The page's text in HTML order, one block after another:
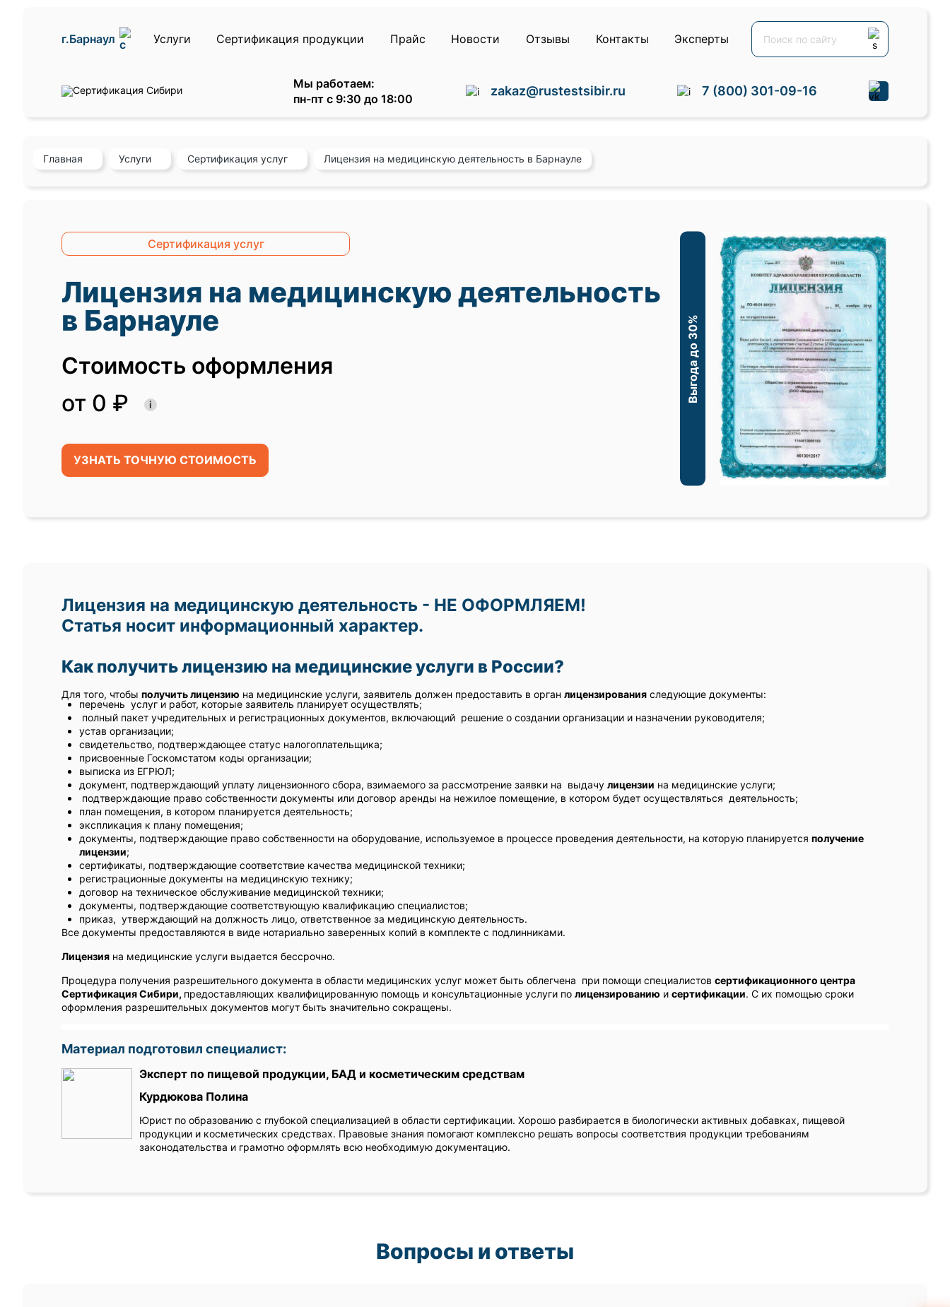
г.Барнаул Услуги Сертификация продукции Прайс Новости Отзывы Контакты Эксперты
Мы работаем:
пн-пт с 9:30 до 18:00
zakaz@rustestsibir.ru 7 (800) 301-09-16
Главная Услуги Сертификация услуг Лицензия на медицинскую деятельность в Барнауле
Сертификация услуг
Лицензия на медицинскую деятельность
в Барнауле
Стоимость оформления
от 0 ₽
i
УЗНАТЬ ТОЧНУЮ СТОИМОСТЬ
Выгода до 30%
Лицензия на медицинскую деятельность - НЕ ОФОРМЛЯЕМ!
Статья носит информационный характер.
Как получить лицензию на медицинские услуги в России?
Для того, чтобы получить лицензию на медицинские услуги, заявитель должен предоставить в орган лицензирования следующие документы:
перечень услуг и работ, которые заявитель планирует осуществлять;
полный пакет учредительных и регистрационных документов, включающий решение о создании организации и назначении руководителя;
устав организации;
свидетельство, подтверждающее статус налогоплательщика;
присвоенные Госкомстатом коды организации;
выписка из ЕГРЮЛ;
документ, подтверждающий уплату лицензионного сбора, взимаемого за рассмотрение заявки на выдачу лицензии на медицинские услуги;
подтверждающие право собственности документы или договор аренды на нежилое помещение, в котором будет осуществляться деятельность;
план помещения, в котором планируется деятельность;
экспликация к плану помещения;
документы, подтверждающие право собственности на оборудование, используемое в процессе проведения деятельности, на которую планируется получение
лицензии;
сертификаты, подтверждающие соответствие качества медицинской техники;
регистрационные документы на медицинскую технику;
договор на техническое обслуживание медицинской техники;
документы, подтверждающие соответствующую квалификацию специалистов;
приказ, утверждающий на должность лицо, ответственное за медицинскую деятельность.
Все документы предоставляются в виде нотариально заверенных копий в комплекте с подлинниками.
Лицензия на медицинские услуги выдается бессрочно.
Процедура получения разрешительного документа в области медицинских услуг может быть облегчена при помощи специалистов сертификационного центра
Сертификация Сибири, предоставляющих квалифицированную помощь и консультационные услуги по лицензированию и сертификации. С их помощью сроки
оформления разрешительных документов могут быть значительно сокращены.
Материал подготовил специалист:
Эксперт по пищевой продукции, БАД и косметическим средствам
Курдюкова Полина
Юрист по образованию с глубокой специализацией в области сертификации. Хорошо разбирается в биологически активных добавках, пищевой
продукции и косметических средствах. Правовые знания помогают комплексно решать вопросы соответствия продукции требованиям
законодательства и грамотно оформлять всю необходимую документацию.
Вопросы и ответы